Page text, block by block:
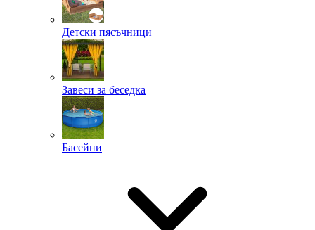
Детски пясъчници
Завеси за беседка
Басейни